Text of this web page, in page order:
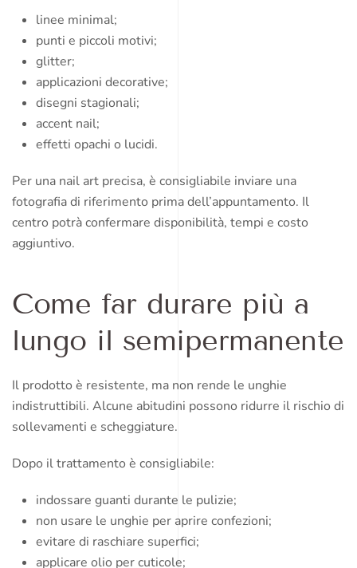
linee minimal;
punti e piccoli motivi;
glitter;
applicazioni decorative;
disegni stagionali;
accent nail;
effetti opachi o lucidi.
Per una nail art precisa, è consigliabile inviare una
fotografia di riferimento prima dell’appuntamento. Il
centro potrà confermare disponibilità, tempi e costo
aggiuntivo.
Come far durare più a
lungo il semipermanente
Il prodotto è resistente, ma non rende le unghie
indistruttibili. Alcune abitudini possono ridurre il rischio di
sollevamenti e scheggiature.
Dopo il trattamento è consigliabile:
indossare guanti durante le pulizie;
non usare le unghie per aprire confezioni;
evitare di raschiare superfici;
applicare olio per cuticole;